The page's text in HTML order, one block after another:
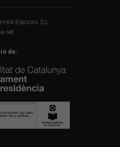
Edicions S.L.
de: